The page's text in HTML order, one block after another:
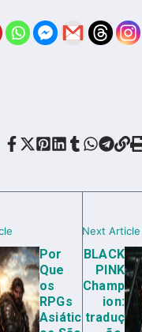
Por
Que
os
RPGs
Asiátic
Next Article
BLACK
PINK
Champ
ion:
traduç